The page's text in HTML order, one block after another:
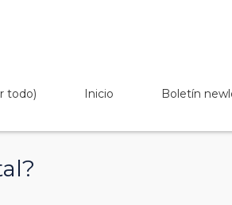
todo) Inicio Boletín